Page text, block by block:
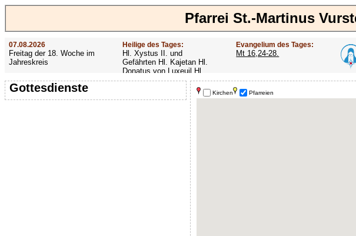
Pfarrei St.-Martinus
07.08.2026
Freitag der 18. Woche im
Jahreskreis
Heilige des Tages:
Hl. Xystus II. und
Gefährten Hl. Kajetan Hl.
Donatus von Luxeuil Hl.
Afra
Evangelium des Tages:
Mt 16,24-28.
Gottesdienste Kirchen Pfarreien